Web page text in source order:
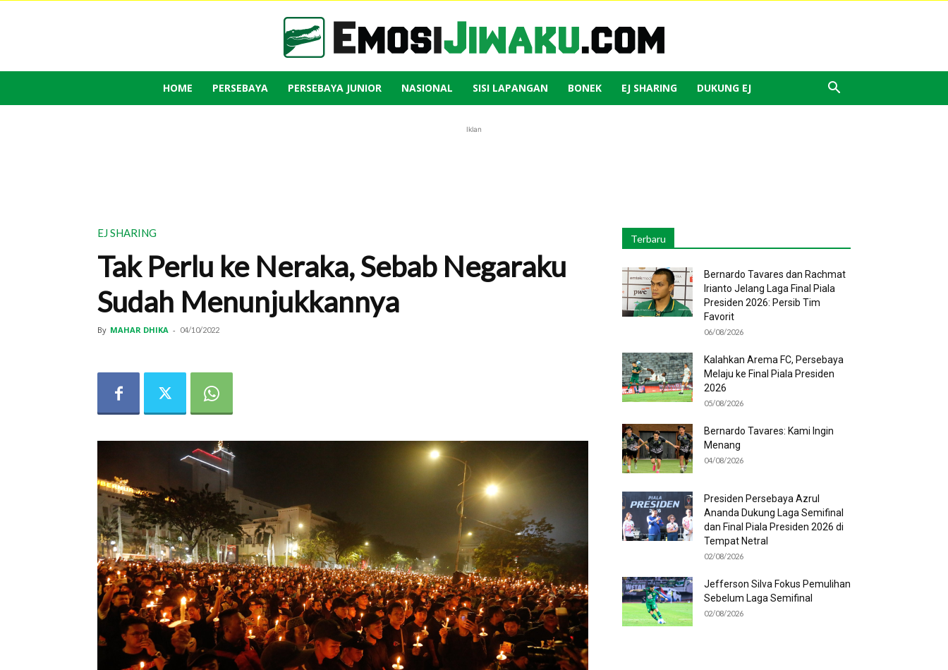
Emosi
HOME PERSEBAYA PERSEBAYA JUNIOR NASIONAL SISI LAPANGAN BONEK EJ SHARING DUKUNG EJ
Iklan
EJ SHARING
Tak Perlu ke Neraka, Sebab Negaraku
Sudah Menunjukkannya
By MAHAR DHIKA - 04/10/2022
Terbaru
Bernardo Tavares dan Rachmat
Irianto Jelang Laga Final Piala
Presiden 2026: Persib Tim
Favorit
06/08/2026
Kalahkan Arema FC, Persebaya
Melaju ke Final Piala Presiden
2026
05/08/2026
Bernardo Tavares: Kami Ingin
Menang
04/08/2026
Presiden Persebaya Azrul
Ananda Dukung Laga Semifinal
dan Final Piala Presiden 2026 di
Tempat Netral
02/08/2026
Jefferson Silva Fokus Pemulihan
Sebelum Laga Semifinal
02/08/2026